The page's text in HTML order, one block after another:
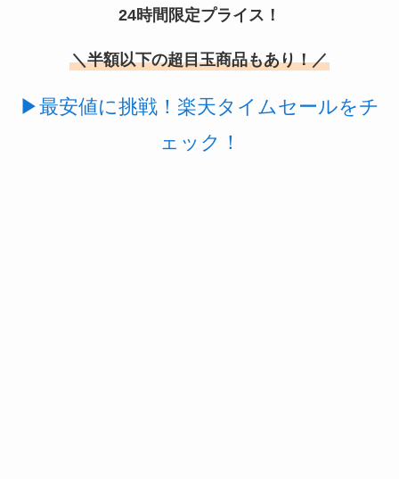
使い捨ておしぼりはどこで買える？販売店は100均
24時間限定プライス！
＼半額以下の超目玉商品もあり！／
▶最安値に挑戦！楽天タイムセールをチ
ェック！